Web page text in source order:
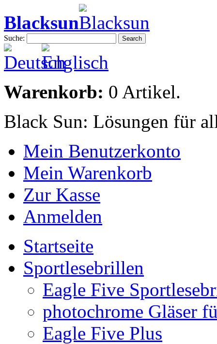
Blacksun
Suche: Search
Warenkorb: 0 Artikel.
Black Sun: Lösungen für
Mein Benutzerkonto
Mein Warenkorb
Zur Kasse
Anmelden
Startseite
Sportlesebrillen
Eagle Five
photochrome Gläser
Eagle Five Plus